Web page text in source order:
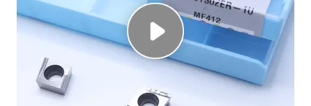
BIZIM
HAKKIMIZDA
FABRIKA